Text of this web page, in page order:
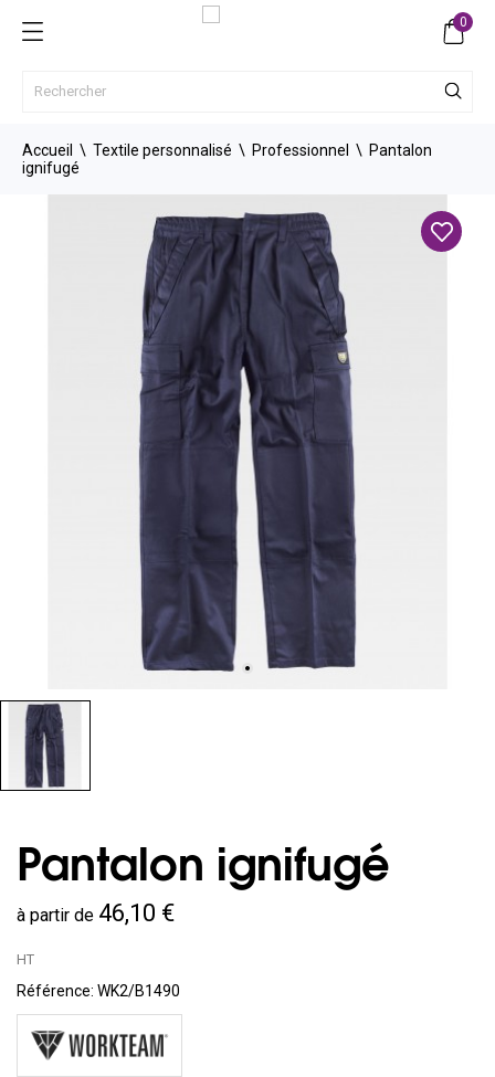
0
Accueil Textile personnalisé Professionnel
Pantalon
ignifugé
Pantalon ignifugé
à partir de 46,10 €
HT
Référence: WK2/B1490